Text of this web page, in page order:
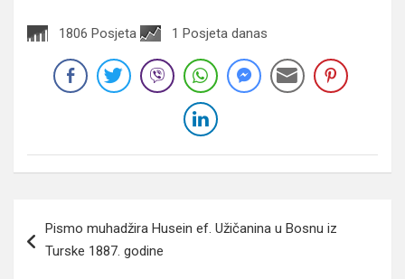
1806 Posjeta 1 Posjeta danas
članaka
Pismo muhadžira Husein ef. Užičanina u Bosnu iz
Turske 1887. godine